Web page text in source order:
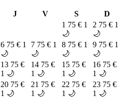
J V S
D
1 75 € 1
🌙
2 75 € 1
🌙
6 75 € 1
🌙
7 75 € 1
🌙
8 75 € 1
🌙
9 75 € 1
🌙
13 75 €
1 🌙
14 75 €
1 🌙
15 75 €
1 🌙
16 75 €
1 🌙
20 75 €
1 🌙
21 75 €
1 🌙
22 75 €
1 🌙
23 75 €
1 🌙